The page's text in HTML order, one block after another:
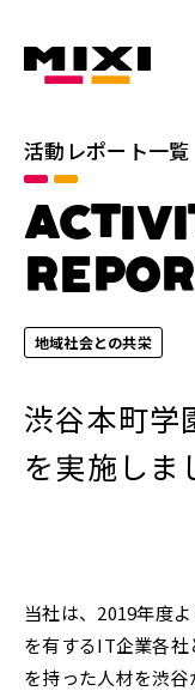
活動レポート一覧
地域社会との共栄
渋谷本町学
を実施しま
当社は、2019年度
を有するIT企業各
を持った人材を渋
カテゴリ
すべて
イノベーションの促進
地域社会との共栄
年別
2026年